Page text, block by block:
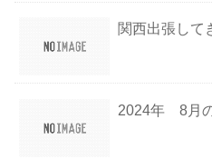
関西出張して
2024年 8月